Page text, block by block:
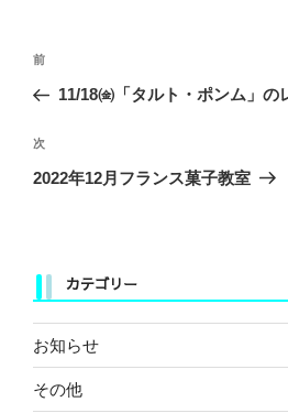
投
ナ
ビ
ゲ
ン
前
の
稿
前
11/18㈮「タルト・ポンム」の
次
の
次
2022年12月フランス菓子教室
カテゴリー
お知らせ
その他